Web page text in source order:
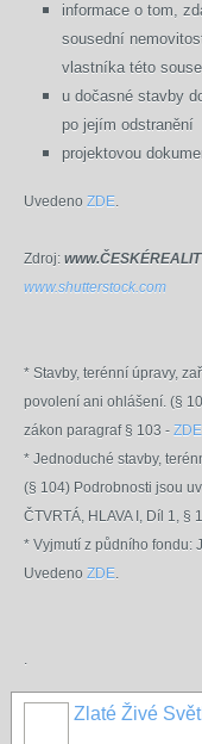
informace o tom,
sousední
vlastníka této
u dočasné stavby
po jejím odstranění
projektovou
Uvedeno ZDE.
Zdroj:
www.shutterstock.com
* Stavby, terénní úpravy,
povolení ani ohlášení. (§
zákon paragraf § 103 - ZDE
* Jednoduché stavby,
(§ 104) Podrobnosti jsou
ČTVRTÁ, HLAVA I, Díl 1, §
* Vyjmutí z půdního fondu:
Uvedeno ZDE.
.
Zlaté Živé